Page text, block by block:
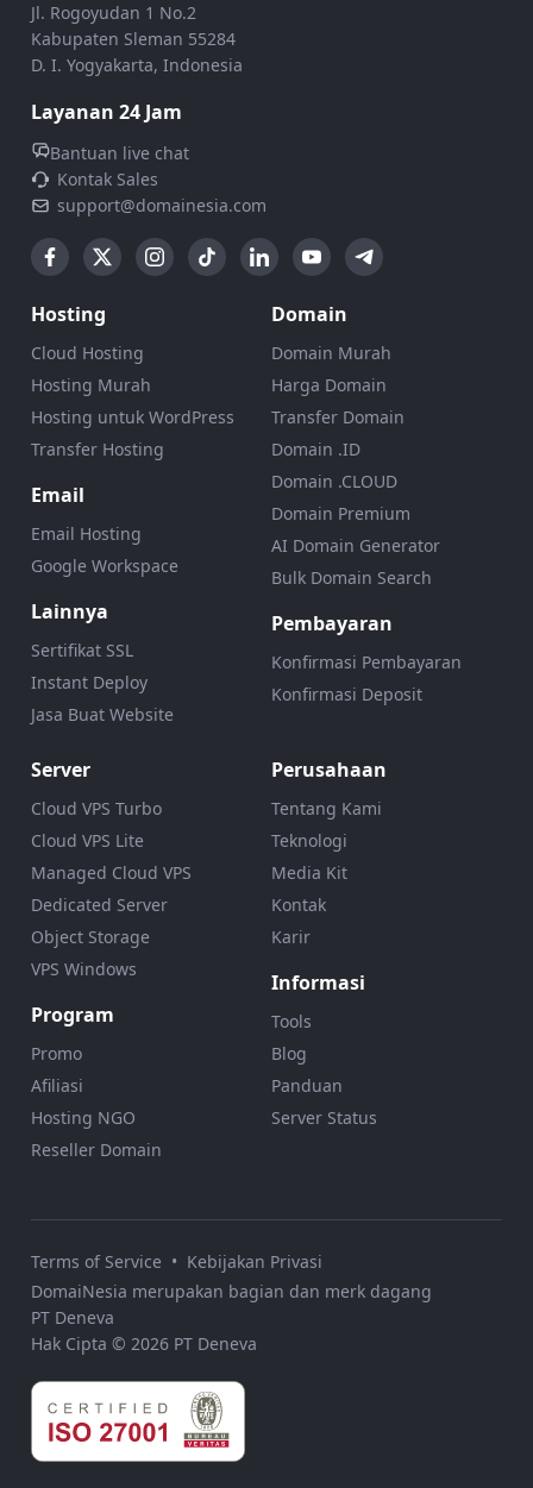
Jl. Rogoyudan 1 No.2
Kabupaten Sleman 55284
D. I. Yogyakarta, Indonesia
Layanan 24 Jam
Bantuan live chat
Kontak Sales
support@domainesia.com
Hosting
Cloud Hosting
Hosting Murah
Hosting untuk WordPress
Transfer Hosting
Email
Email Hosting
Google Workspace
Lainnya
Sertifikat SSL
Instant Deploy
Jasa Buat Website
Domain
Domain Murah
Harga Domain
Transfer Domain
Domain .ID
Domain .CLOUD
Domain Premium
AI Domain Generator
Bulk Domain Search
Pembayaran
Konfirmasi Pembayaran
Konfirmasi Deposit
Server
Cloud VPS Turbo
Cloud VPS Lite
Managed Cloud VPS
Dedicated Server
Object Storage
VPS Windows
Program
Promo
Afiliasi
Hosting NGO
Reseller Domain
Perusahaan
Tentang Kami
Teknologi
Media Kit
Kontak
Karir
Informasi
Tools
Blog
Panduan
Server Status
Terms of Service • Kebijakan Privasi
DomaiNesia merupakan bagian dan merk dagang
PT Deneva
Hak Cipta © 2026 PT Deneva